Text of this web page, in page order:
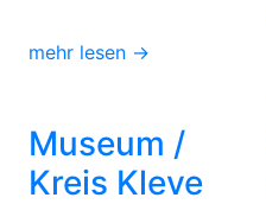
mehr lesen →
Museum /
Kreis Kleve